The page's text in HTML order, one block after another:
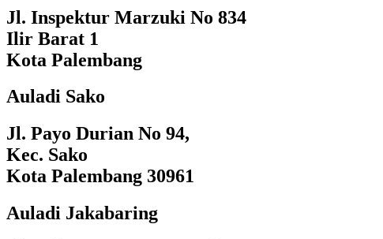
Jl. Inspektur Marzuki No 834
Ilir Barat 1
Kota Palembang
Auladi Sako
Jl. Payo Durian No 94,
Kec. Sako
Kota Palembang 30961
Auladi Jakabaring